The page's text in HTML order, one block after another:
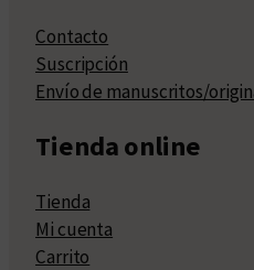
Contacto
Suscripción
Envío de manuscritos/
Tienda online
Tienda
Mi cuenta
Carrito